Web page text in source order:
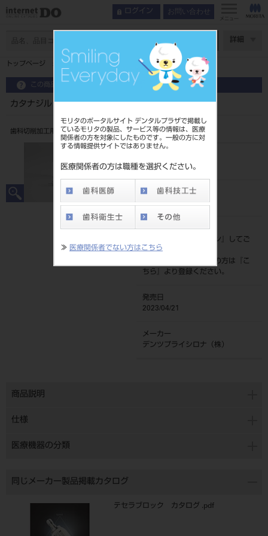
モリタのポータルサイト デンタルプラザで掲載し
ているモリタの製品、サービス等の情報は、医療
関係者の方を対象にしたものです。一般の方に対
する情報提供サイトではありません。
医療関係者の方は職種を選択ください。
≫ 医療関係者でない方はこちら
ログイン お問い合わせ
メニュー
詳細
トップページ カタナジルコニアONE BRI （2入） D3
この商品に関するお問い合わせ
カタナジルコニアONE BRI （2入） D3
歯科切削加工用セラミックス
206440517D3
JAN/EANコード
標準価格
ログイン
』してご
覧ください。
ネット会員登録がまだの方は『
こ
ちら
』より登録ください。
発売日
2023/04/21
メーカー
デンツプライシロナ（株）
商品説明
仕様
医療機器の分類
同じメーカー製品掲載カタログ
テセラブロック カタログ .pdf